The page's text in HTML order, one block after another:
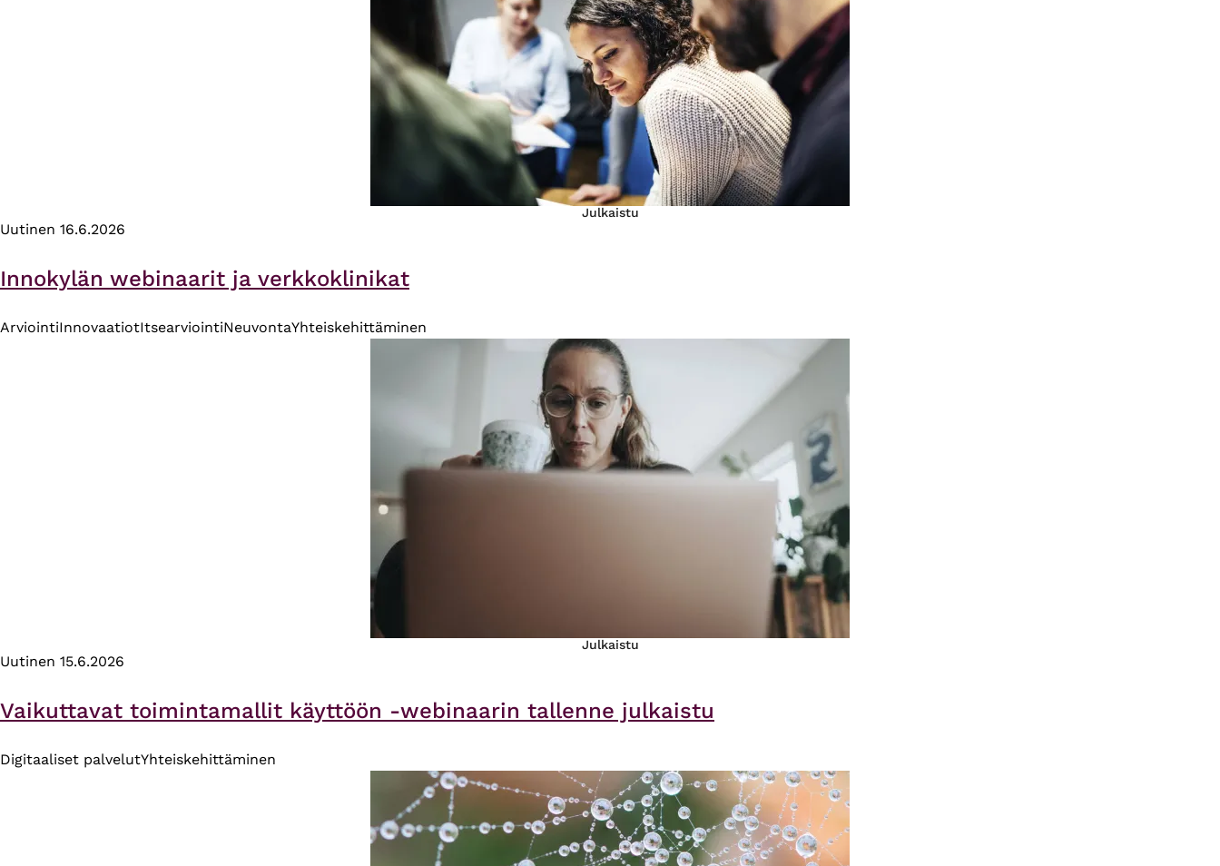
Julkaistu
Uutinen 16.6.2026
Innokylän webinaarit ja verkkoklinikat
ArviointiInnovaatiotItsearviointiNeuvontaYhteiskehittäminen
Julkaistu
Uutinen 15.6.2026
Vaikuttavat toimintamallit käyttöön -webinaarin tallenne julkaistu
Digitaaliset palvelutYhteiskehittäminen